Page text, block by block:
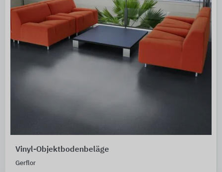
Vinyl-Objektbodenbeläge
Gerflor